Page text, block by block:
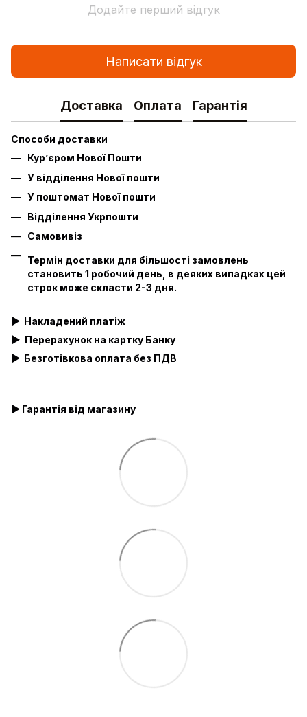
Додайте перший відгук
Написати відгук
Доставка Оплата Гарантія
Способи доставки
Кур’єром Нової Пошти
У відділення Нової пошти
У поштомат Нової пошти
Відділення Укрпошти
Самовивіз
Термін доставки для більшості замовлень
становить 1 робочий день, в деяких випадках цей
строк може скласти 2-3 дня.
▶ Накладений платіж
▶ Перерахунок на картку Банку
▶ Безготівкова оплата без ПДВ
▶ Гарантія від магазину